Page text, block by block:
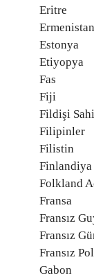
Eritre
Ermenistan
Estonya
Etiyopya
Fas
Fiji
Fildişi
Filipinler
Filistin
Finlandiya
Folkland
Fransa
Fransız
Fransız
Fransız
Gabon